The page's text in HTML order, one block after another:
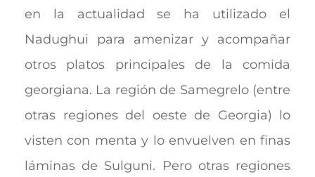
en la actualidad se ha utilizado el
Nadughui para amenizar y acompañar
otros platos principales de la comida
georgiana. La región de Samegrelo (entre
otras regiones del oeste de Georgia) lo
visten con menta y lo envuelven en finas
láminas de Sulguni. Pero otras regiones